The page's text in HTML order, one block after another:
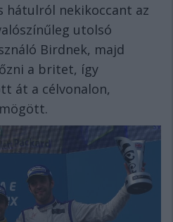
hátulról nekikoccant az
utolsó
Birdnek, majd
a britet, így
át a célvonalon,